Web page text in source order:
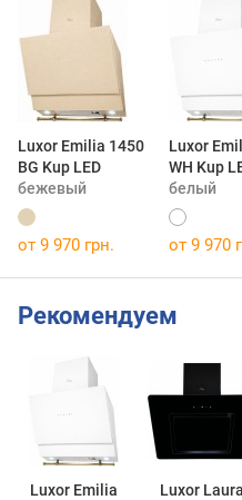
Luxor Emilia 1450
BG Kup LED
бежевый
Luxor
WH Kup
белый
от 9 970 грн. от 9 970
Рекомендуем
Luxor Emilia
Luxor Laura